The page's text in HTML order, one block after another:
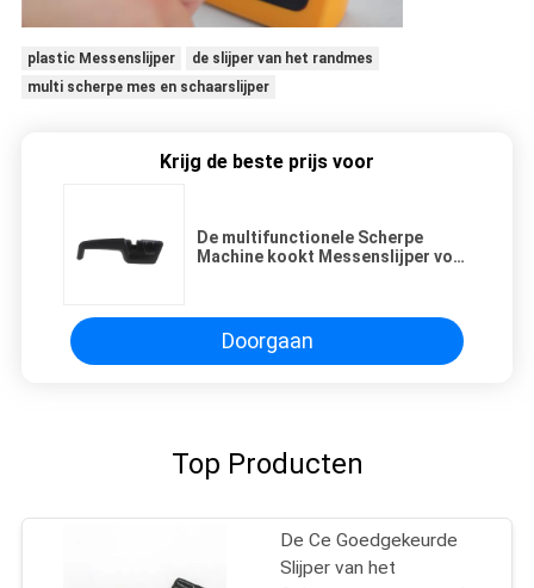
plastic Messenslijper
de slijper van het randmes
multi scherpe mes en schaarslijper
Krijg de beste prijs voor
De multifunctionele Scherpe
Machine kookt Messenslijper voor
Doorgaan
Top Producten
De Ce Goedgekeurde
Slijper van het